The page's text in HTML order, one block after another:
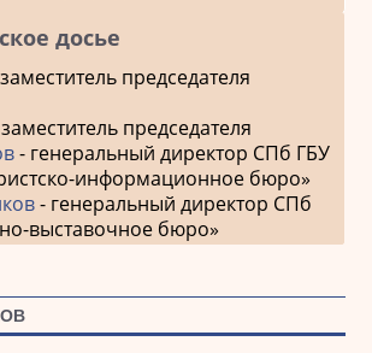
досье
председателя
председателя
- генеральный директор СПб ГБУ
информационное бюро»
- генеральный директор СПб
выставочное бюро»